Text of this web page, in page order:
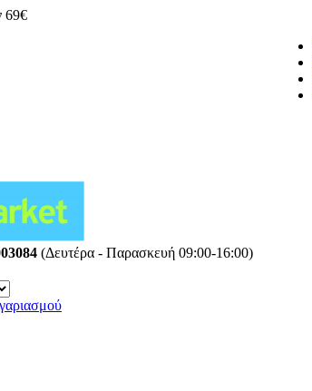
69€
(Δευτέρα - Παρασκευή 09:00-16:00)